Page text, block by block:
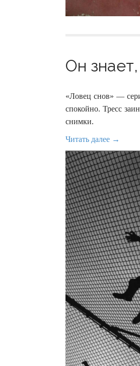
Он
«Ловец снов» —
спокойно. Тресс
снимки.
Читать далее →